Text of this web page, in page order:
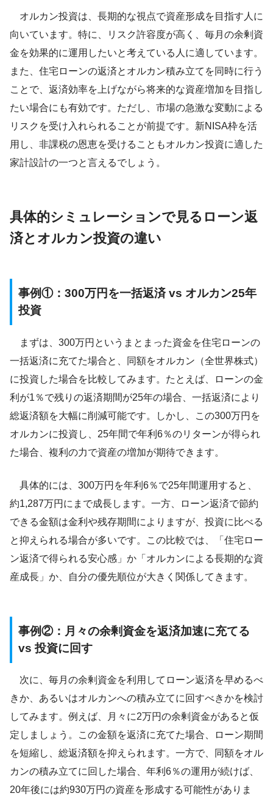
オルカン投資は、長期的な視点で資産形成を目指す人に
向いています。特に、リスク許容度が高く、毎月の余剰資
金を効果的に運用したいと考えている人に適しています。
また、住宅ローンの返済とオルカン積み立てを同時に行う
ことで、返済効率を上げながら将来的な資産増加を目指し
たい場合にも有効です。ただし、市場の急激な変動による
リスクを受け入れられることが前提です。新NISA枠を活
用し、非課税の恩恵を受けることもオルカン投資に適した
家計設計の一つと言えるでしょう。
具体的シミュレーションで見るローン返
済とオルカン投資の違い
事例①：300万円を一括返済 vs オルカン25年
投資
まずは、300万円というまとまった資金を住宅ローンの
一括返済に充てた場合と、同額をオルカン（全世界株式）
に投資した場合を比較してみます。たとえば、ローンの金
利が1％で残りの返済期間が25年の場合、一括返済により
総返済額を大幅に削減可能です。しかし、この300万円を
オルカンに投資し、25年間で年利6％のリターンが得られ
た場合、複利の力で資産の増加が期待できます。
具体的には、300万円を年利6％で25年間運用すると、
約1,287万円にまで成長します。一方、ローン返済で節約
できる金額は金利や残存期間によりますが、投資に比べる
と抑えられる場合が多いです。この比較では、「住宅ロー
ン返済で得られる安心感」か「オルカンによる長期的な資
産成長」か、自分の優先順位が大きく関係してきます。
事例②：月々の余剰資金を返済加速に充てる
vs 投資に回す
次に、毎月の余剰資金を利用してローン返済を早めるべ
きか、あるいはオルカンへの積み立てに回すべきかを検討
してみます。例えば、月々に2万円の余剰資金があると仮
定しましょう。この金額を返済に充てた場合、ローン期間
を短縮し、総返済額を抑えられます。一方で、同額をオル
カンの積み立てに回した場合、年利6％の運用が続けば、
20年後には約930万円の資産を形成する可能性がありま